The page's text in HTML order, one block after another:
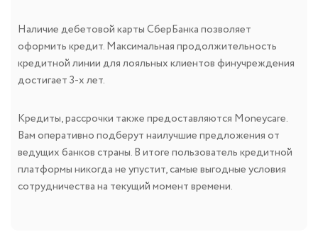
Наличие дебетовой карты СберБанка позволяет
оформить кредит. Максимальная продолжительность
кредитной линии для лояльных клиентов финучреждения
достигает 3-х лет.
Кредиты, рассрочки также предоставляются Moneycare.
Вам оперативно подберут наилучшие предложения от
ведущих банков страны. В итоге пользователь кредитной
платформы никогда не упустит, самые выгодные условия
сотрудничества на текущий момент времени.